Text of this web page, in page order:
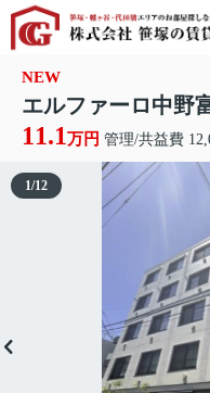
NEW
エルファーロ中野
11.1万円 管理/共益費
1/12